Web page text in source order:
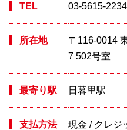
TEL 03-5615-2234
所在地
〒116-0014
7 502号室
最寄り駅 日暮里駅
支払方法
現金 / クレジ